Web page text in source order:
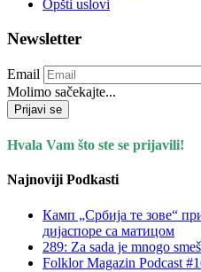
Opšti uslovi
Newsletter
Email
Molimo sačekajte...
Prijavi se
Hvala Vam što ste se prijavili!
Najnoviji Podkasti
Камп „Србија те зове“
дијаспоре са матицом
289: Za sada je mnogo
Folklor Magazin Podcast